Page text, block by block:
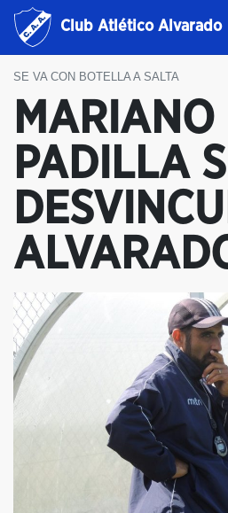
Club Atlético Alvarado
SE VA CON BOTELLA A SALTA
MARIANO
PADILLA